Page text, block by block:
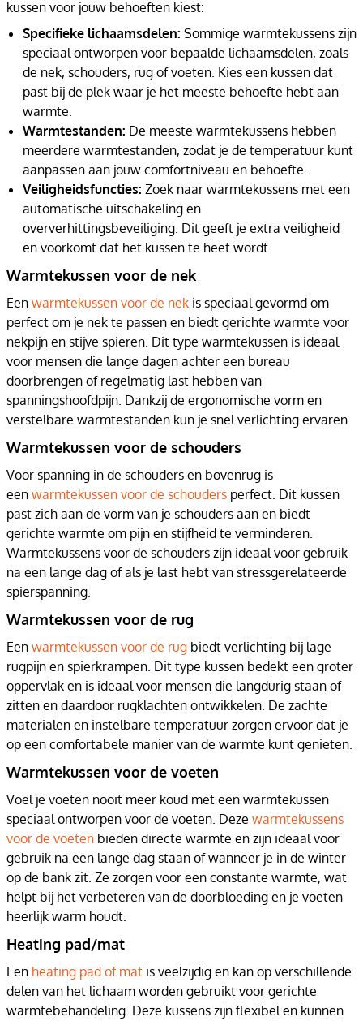
kussen voor jouw behoeften kiest:
Specifieke lichaamsdelen: Sommige warmtekussens zijn
speciaal ontworpen voor bepaalde lichaamsdelen, zoals
de nek, schouders, rug of voeten. Kies een kussen dat
past bij de plek waar je het meeste behoefte hebt aan
warmte.
Warmtestanden: De meeste warmtekussens hebben
meerdere warmtestanden, zodat je de temperatuur kunt
aanpassen aan jouw comfortniveau en behoefte.
Veiligheidsfuncties: Zoek naar warmtekussens met een
automatische uitschakeling en
oververhittingsbeveiliging. Dit geeft je extra veiligheid
en voorkomt dat het kussen te heet wordt.
Warmtekussen voor de nek
Een warmtekussen voor de nek is speciaal gevormd om
perfect om je nek te passen en biedt gerichte warmte voor
nekpijn en stijve spieren. Dit type warmtekussen is ideaal
voor mensen die lange dagen achter een bureau
doorbrengen of regelmatig last hebben van
spanningshoofdpijn. Dankzij de ergonomische vorm en
verstelbare warmtestanden kun je snel verlichting ervaren.
Warmtekussen voor de schouders
Voor spanning in de schouders en bovenrug is
een warmtekussen voor de schouders perfect. Dit kussen
past zich aan de vorm van je schouders aan en biedt
gerichte warmte om pijn en stijfheid te verminderen.
Warmtekussens voor de schouders zijn ideaal voor gebruik
na een lange dag of als je last hebt van stressgerelateerde
spierspanning.
Warmtekussen voor de rug
Een warmtekussen voor de rug biedt verlichting bij lage
rugpijn en spierkrampen. Dit type kussen bedekt een groter
oppervlak en is ideaal voor mensen die langdurig staan of
zitten en daardoor rugklachten ontwikkelen. De zachte
materialen en instelbare temperatuur zorgen ervoor dat je
op een comfortabele manier van de warmte kunt genieten.
Warmtekussen voor de voeten
Voel je voeten nooit meer koud met een warmtekussen
speciaal ontworpen voor de voeten. Deze warmtekussens
voor de voeten bieden directe warmte en zijn ideaal voor
gebruik na een lange dag staan of wanneer je in de winter
op de bank zit. Ze zorgen voor een constante warmte, wat
helpt bij het verbeteren van de doorbloeding en je voeten
heerlijk warm houdt.
Heating pad/mat
Een heating pad of mat is veelzijdig en kan op verschillende
delen van het lichaam worden gebruikt voor gerichte
warmtebehandeling. Deze kussens zijn flexibel en kunnen